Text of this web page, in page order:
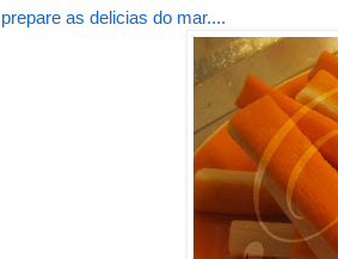
prepare as delicias do mar....